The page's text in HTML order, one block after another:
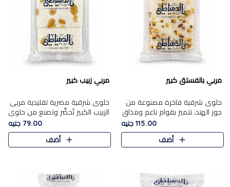
مربي بالفستق كبير
حلوى شرقية فاخرة مصنوعة من
جوز الهند، تتميز بقوام ناعم ومذاق
غني، وتزين بقطع من الفستق
الفاخر التي تضيف عليها قرمشة
115.00 جنيه
أضف
مربي زبيب كبير
حلوى شرقية مصرية تقليدية مربى
الزبيب الكبير تُحضَّر وتصنع من حلوي
جوز الهند باسد بقوام طري ومذاق
غني، وتُزين وتغطا بحبات الزبيب
الذهبي التي ..
79.00 جنيه
أضف